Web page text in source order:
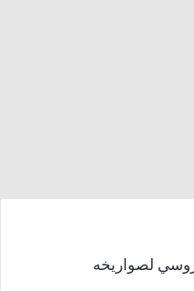
لصواريخه